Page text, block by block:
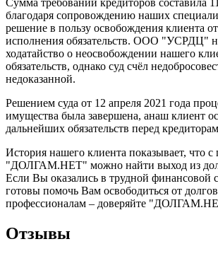
Сумма требований кредиторов составила
благодаря сопровождению наших
решение в пользу освобождения клиента
исполнения обязательств. ООО "УСРДЦ"
ходатайство о неосвобождении нашего
обязательств, однако суд счёл
недоказанной.
Решением суда от 12 апреля 2021 года
имущества была завершена, анаш клиент
дальнейших обязательств перед
История нашего клиента показывает, что с
"ДОЛГАМ.НЕТ" можно найти выход из
Если Вы оказались в трудной финансовой
готовы помочь Вам освободиться от
профессионалам – доверяйте
Отзывы